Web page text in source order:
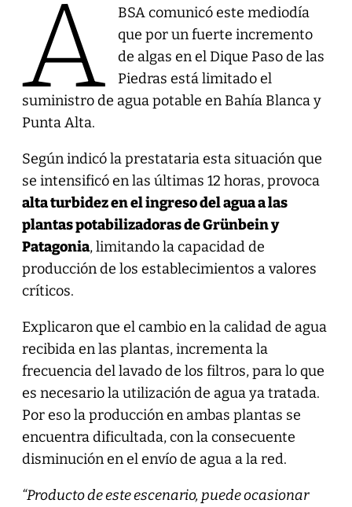
A
BSA comunicó este mediodía
que por un fuerte incremento
de algas en el Dique Paso de las
Piedras está limitado el
suministro de agua potable en Bahía Blanca y
Punta Alta.
Según indicó la prestataria esta situación que
se intensificó en las últimas 12 horas, provoca
alta turbidez en el ingreso del agua a las
plantas potabilizadoras de Grünbein y
Patagonia, limitando la capacidad de
producción de los establecimientos a valores
críticos.
Explicaron que el cambio en la calidad de agua
recibida en las plantas, incrementa la
frecuencia del lavado de los filtros, para lo que
es necesario la utilización de agua ya tratada.
Por eso la producción en ambas plantas se
encuentra dificultada, con la consecuente
disminución en el envío de agua a la red.
“Producto de este escenario, puede ocasionar